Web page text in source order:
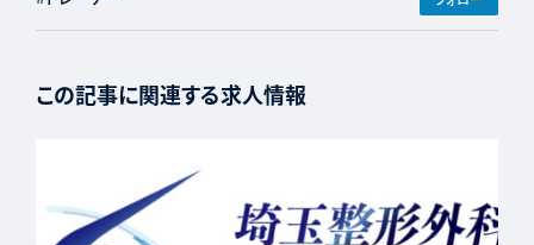
この記事に関連する求人情報